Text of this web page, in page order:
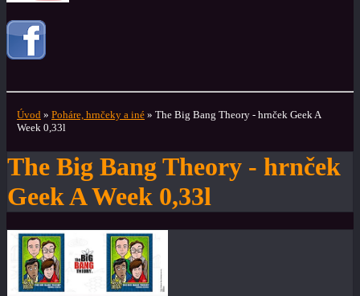
Úvod » Poháre, hrnčeky a iné » The Big Bang Theory - hrnček Geek A
Week 0,33l
The Big Bang Theory - hrnček
Geek A Week 0,33l